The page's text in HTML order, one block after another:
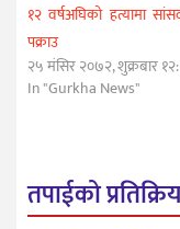
१२ वर्षअघिको हत्यामा
पक्राउ
२५ मंसिर २०७२, शुक्रबार
In "Gurkha News"
तपाईको